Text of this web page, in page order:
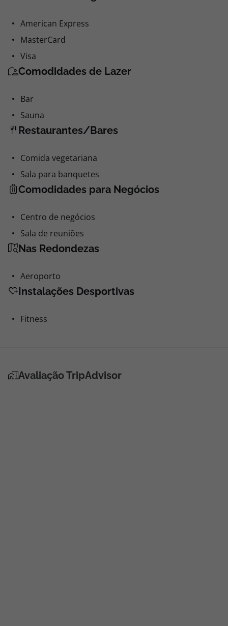
American Express
MasterCard
Visa
Comodidades de Lazer
Bar
Sauna
Restaurantes/Bares
Comida vegetariana
Sala para banquetes
Comodidades para Negócios
Centro de negócios
Sala de reuniões
Nas Redondezas
Aeroporto
Instalações Desportivas
Fitness
Avaliação TripAdvisor